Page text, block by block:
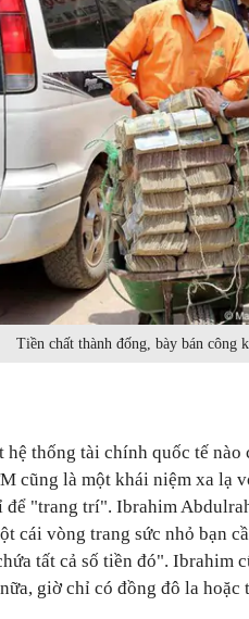
Tiền chất thành đống, bày bán công
hệ thống tài chính quốc tế
cũng là một khái niệm xa lạ
để "trang trí". Ibrahim
cái vòng trang sức nhỏ bạn
tất cả số tiền đó". Ibrahim
giờ chỉ có đồng đô la hoặc